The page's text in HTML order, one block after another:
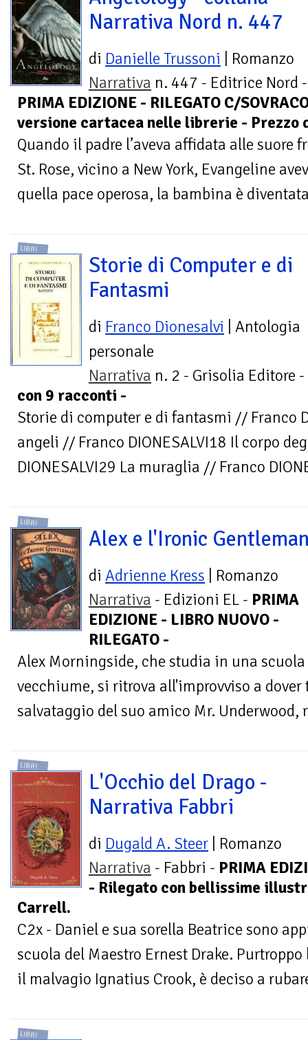
Narrativa Nord n. 447
di Danielle Trussoni | Romanzo
Narrativa n. 447 - Editrice Nord -
PRIMA EDIZIONE - RILEGATO C/
versione cartacea nelle librerie - Prezzo
Quando il padre l’aveva affidata alle suore
St. Rose, vicino a New York, Evangeline
quella pace operosa, la bambina è
LIBRI
Storie di Computer e di
Fantasmi
di Franco Dionesalvi | Antologia
personale
Narrativa n. 2 - Grisolia Editore -
con 9 racconti -
Storie di computer e di fantasmi // Franco
angeli // Franco DIONESALVI18 Il corpo
DIONESALVI29 La muraglia // Franco
LIBRI
Alex e l'Ironic
di Adrienne Kress | Romanzo
Narrativa - Edizioni EL - PRIMA
EDIZIONE - LIBRO NUOVO -
RILEGATO -
Alex Morningside, che studia in una
vecchiume, si ritrova all'improvviso a
salvataggio del suo amico Mr.
LIBRI
L'Occhio del Drago -
Narrativa Fabbri
di Dugald A. Steer | Romanzo
Narrativa - Fabbri - PRIMA
- Rilegato con bellissime
Carrell.
C2x - Daniel e sua sorella Beatrice sono
scuola del Maestro Ernest Drake.
il malvagio Ignatius Crook, è deciso a
LIBRI